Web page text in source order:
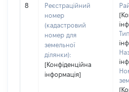
8
Реєстраційний
номер
(кадастровий
номер для
земельної
ділянки):
[Конфіденційна
інформація]